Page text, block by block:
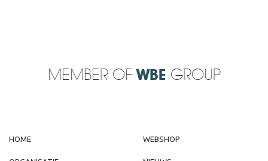
MEMBER OF WBE GROUP
HOME WEBSHOP